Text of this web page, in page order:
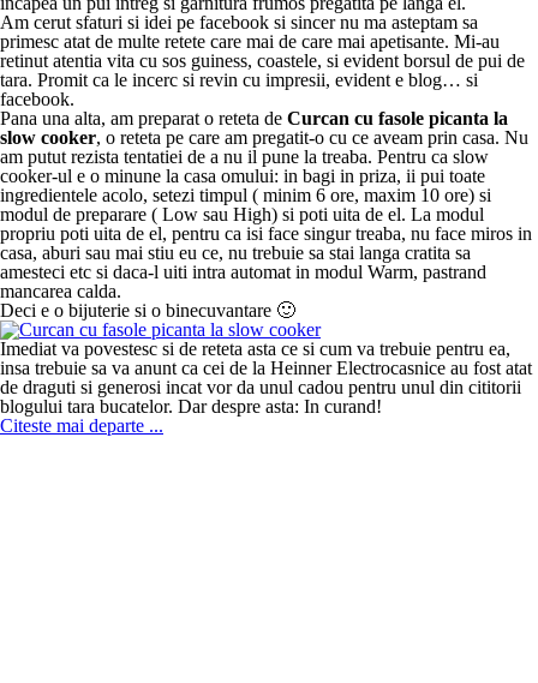
Am cerut sfaturi si idei pe facebook si sincer nu ma asteptam sa
primesc atat de multe retete care mai de care mai apetisante. Mi-au
retinut atentia vita cu sos guiness, coastele, si evident borsul de pui de
tara. Promit ca le incerc si revin cu impresii, evident e blog… si
facebook.
Pana una alta, am preparat o reteta de Curcan cu fasole picanta la
slow cooker, o reteta pe care am pregatit-o cu ce aveam prin casa. Nu
am putut rezista tentatiei de a nu il pune la treaba. Pentru ca slow
cooker-ul e o minune la casa omului: in bagi in priza, ii pui toate
ingredientele acolo, setezi timpul ( minim 6 ore, maxim 10 ore) si
modul de preparare ( Low sau High) si poti uita de el. La modul
propriu poti uita de el, pentru ca isi face singur treaba, nu face miros in
casa, aburi sau mai stiu eu ce, nu trebuie sa stai langa cratita sa
amesteci etc si daca-l uiti intra automat in modul Warm, pastrand
mancarea calda.
Deci e o bijuterie si o binecuvantare 🙂
Imediat va povestesc si de reteta asta ce si cum va trebuie pentru ea,
insa trebuie sa va anunt ca cei de la Heinner Electrocasnice au fost atat
de draguti si generosi incat vor da unul cadou pentru unul din cititorii
blogului tara bucatelor. Dar despre asta: In curand!
Citeste mai departe ...